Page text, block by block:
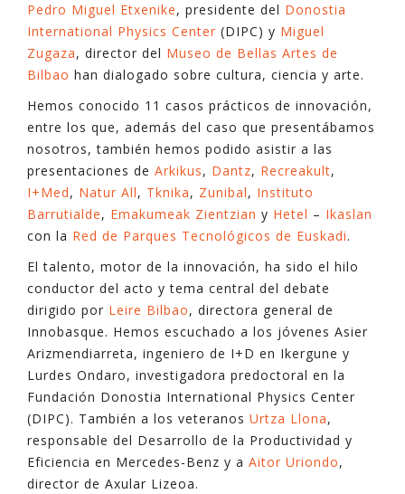
Pedro Miguel Etxenike, presidente del Donostia
International Physics Center (DIPC) y Miguel
Zugaza, director del Museo de Bellas Artes de
Bilbao han dialogado sobre cultura, ciencia y arte.
Hemos conocido 11 casos prácticos de innovación,
entre los que, además del caso que presentábamos
nosotros, también hemos podido asistir a las
presentaciones de Arkikus, Dantz, Recreakult,
I+Med, Natur All, Tknika, Zunibal, Instituto
Barrutialde, Emakumeak Zientzian y Hetel – Ikaslan
con la Red de Parques Tecnológicos de Euskadi.
El talento, motor de la innovación, ha sido el hilo
conductor del acto y tema central del debate
dirigido por Leire Bilbao, directora general de
Innobasque. Hemos escuchado a los jóvenes Asier
Arizmendiarreta, ingeniero de I+D en Ikergune y
Lurdes Ondaro, investigadora predoctoral en la
Fundación Donostia International Physics Center
(DIPC). También a los veteranos Urtza Llona,
responsable del Desarrollo de la Productividad y
Eficiencia en Mercedes-Benz y a Aitor Uriondo,
director de Axular Lizeoa.